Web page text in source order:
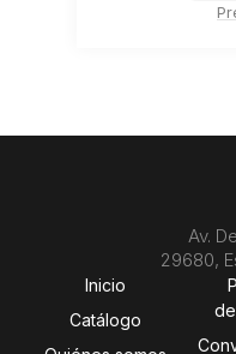
Av.
29680,
Inicio
Catálogo